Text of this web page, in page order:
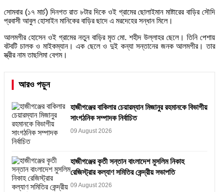
সোমবার (১৭ মার্চ) দিনগত রাত ৮টার দিকে ওই গ্রামের ছোলাইমান মাষ্টারের বাড়ির সৌদি
প্রবাসী আবুল হোসাইন মানিকের বাড়ির ছাদে এ মরদেহের সন্ধান মিলে।
আলমগীর হোসেন ওই গ্রামের নতুন বাড়ির মৃত মো. শহীদ উল্লাহর ছেলে। তিনি পেশায়
বটবটি চালক ও মাইকম্যান। এক ছেলে ও দুই কন্যা সন্তানের জনক আলমগীর। তার
স্ত্রীর নাম তাছলিমা বেগম।
আরও পড়ুন
হাজীগঞ্জের বাকিলার চেয়ারম্যান মিজানুর রহমানকে বিভাগীয়
সাংগঠনিক সম্পাদক নির্বাচিত
09 August 2026
হাজীগঞ্জের কৃতী সন্তান বাংলাদেশ মুসলিম নিকাহ
রেজিস্ট্রার কল্যাণ সমিতির কেন্দ্রীয় সভাপতি
09 August 2026